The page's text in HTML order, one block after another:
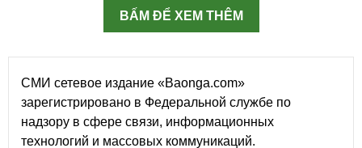
BẤM ĐỂ XEM THÊM
СМИ сетевое издание «Baonga.com»
зарегистрировано в Федеральной службе по
надзору в сфере связи, информационных
технологий и массовых коммуникаций.